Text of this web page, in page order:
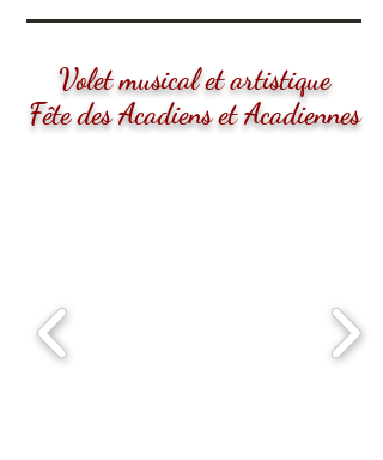
Volet musical et artistique
Fête des Acadiens et Acadiennes